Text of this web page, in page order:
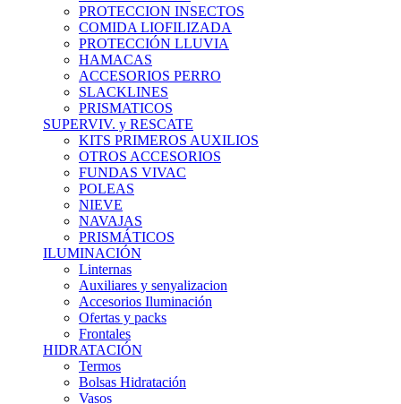
PROTECCION INSECTOS
COMIDA LIOFILIZADA
PROTECCIÓN LLUVIA
HAMACAS
ACCESORIOS PERRO
SLACKLINES
PRISMATICOS
SUPERVIV. y RESCATE
KITS PRIMEROS AUXILIOS
OTROS ACCESORIOS
FUNDAS VIVAC
POLEAS
NIEVE
NAVAJAS
PRISMÁTICOS
ILUMINACIÓN
Linternas
Auxiliares y senyalizacion
Accesorios Iluminación
Ofertas y packs
Frontales
HIDRATACIÓN
Termos
Bolsas Hidratación
Vasos